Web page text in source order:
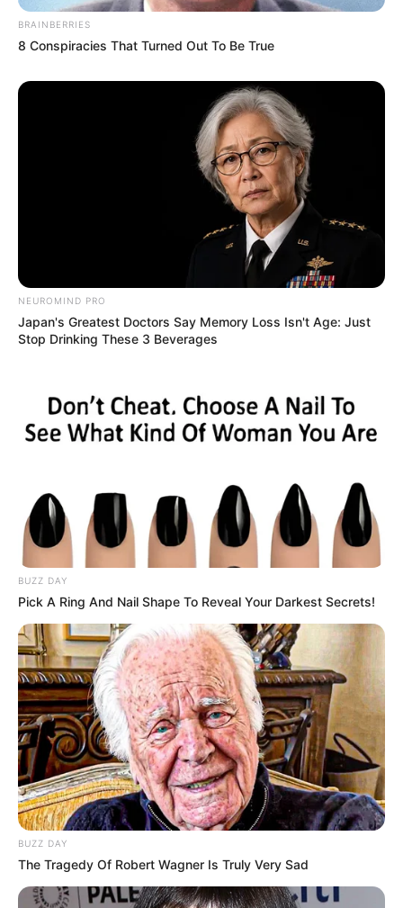
The Burnt Orange Heresy juga akan diwarnai kisah aksi dan
drama di dalam kisahnya. Film berdurasi 99 menit ini akan rilis
pada 6 Maret 2020. Nah, bagaimana ketegangan film ini? Jangan
sampai melewatkannya ya!
BRAINBERRIES
8 Conspiracies That Turned Out To Be True
NEUROMIND PRO
Japan's Greatest Doctors Say Memory Loss Isn't Age: Just
Stop Drinking These 3 Beverages
BUZZ DAY
Pick A Ring And Nail Shape To Reveal Your Darkest Secrets!
BUZZ DAY
The Tragedy Of Robert Wagner Is Truly Very Sad